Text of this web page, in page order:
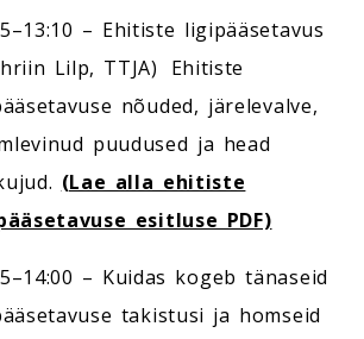
– Ehitiste ligipääsetavus
Lilp, TTJA) Ehitiste
nõuded, järelevalve,
puudused ja head
(Lae alla ehitiste
esitluse PDF)
– Kuidas kogeb tänaseid
takistusi ja homseid